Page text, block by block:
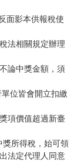
面影本供報稅使
法相關規定辦理
論中獎金額，須
位皆會開立扣繳
項價值超過新臺
所得稅，始可領
法定代理人同意